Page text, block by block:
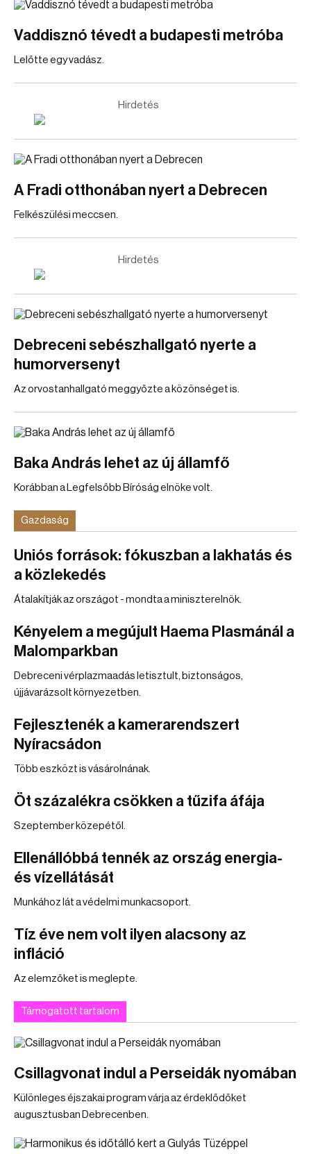
Vaddisznó tévedt a budapesti metróba
Lelőtte egy vadász.
Hirdetés
A Fradi otthonában nyert a Debrecen
Felkészülési meccsen.
Hirdetés
Debreceni sebészhallgató nyerte a
humorversenyt
Az orvostanhallgató meggyőzte a közönséget is.
Baka András lehet az új államfő
Korábban a Legfelsőbb Bíróság elnöke volt.
Gazdaság
Uniós források: fókuszban a lakhatás és
a közlekedés
Átalakítják az országot - mondta a miniszterelnök.
Kényelem a megújult Haema Plasmánál a
Malomparkban
Debreceni vérplazmaadás letisztult, biztonságos,
újjávarázsolt környezetben.
Fejlesztenék a kamerarendszert
Nyíracsádon
Több eszközt is vásárolnának.
Öt százalékra csökken a tűzifa áfája
Szeptember közepétől.
Ellenállóbbá tennék az ország energia-
és vízellátását
Munkához lát a védelmi munkacsoport.
Tíz éve nem volt ilyen alacsony az
infláció
Az elemzőket is meglepte.
Támogatott tartalom
Csillagvonat indul a Perseidák nyomában
Különleges éjszakai program várja az érdeklődőket
augusztusban Debrecenben.